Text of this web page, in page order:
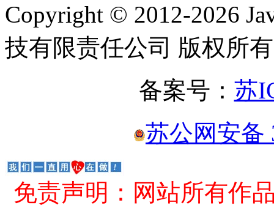
Copyright © 2012-2026
技有限责任公司 版权所有
备案号： 苏
苏公网安备
免责声明：网站所有作